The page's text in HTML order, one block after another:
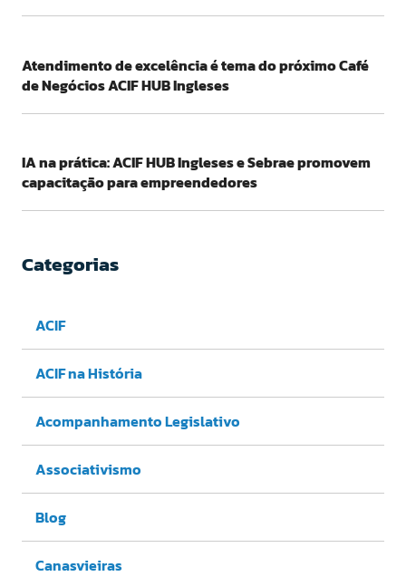
Atendimento de excelência é tema do próximo Café
de Negócios ACIF HUB Ingleses
IA na prática: ACIF HUB Ingleses e Sebrae promovem
capacitação para empreendedores
Categorias
ACIF
ACIF na História
Acompanhamento Legislativo
Associativismo
Blog
Canasvieiras